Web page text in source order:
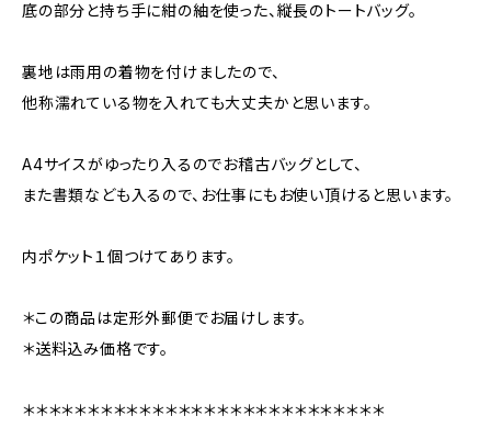
底の部分と持ち手に紺の紬を使った、縦長のトートバッグ。
裏地は雨用の着物を付けましたので、
他称濡れている物を入れても大丈夫かと思います。
A4サイスがゆったり入るのでお稽古バッグとして、
また書類なども入るので、お仕事にもお使い頂けると思います。
内ポケット１個つけてあります。
＊この商品は定形外郵便でお届けします。
＊送料込み価格です。
＊＊＊＊＊＊＊＊＊＊＊＊＊＊＊＊＊＊＊＊＊＊＊＊＊＊＊＊